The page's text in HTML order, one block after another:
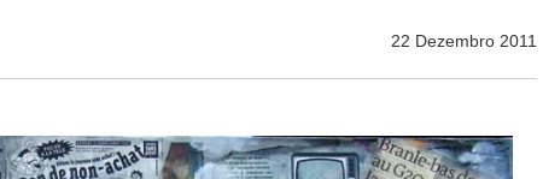
22 Dezembro 2011